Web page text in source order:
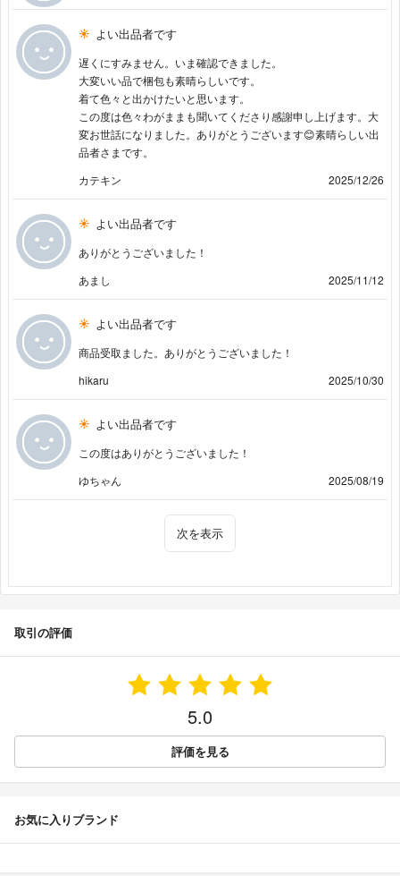
よい出品者です
遅くにすみません。いま確認できました。
大変いい品で梱包も素晴らしいです。
着て色々と出かけたいと思います。
この度は色々わがままも聞いてくださり感謝申し上げます。大
変お世話になりました。ありがとうございます😊素晴らしい出
品者さまです。
カテキン
2025/12/26
よい出品者です
ありがとうございました！
あまし
2025/11/12
よい出品者です
商品受取ました。ありがとうございました！
hikaru
2025/10/30
よい出品者です
この度はありがとうございました！
ゆちゃん
2025/08/19
次を表示
取引の評価
5.0
評価を見る
お気に入りブランド